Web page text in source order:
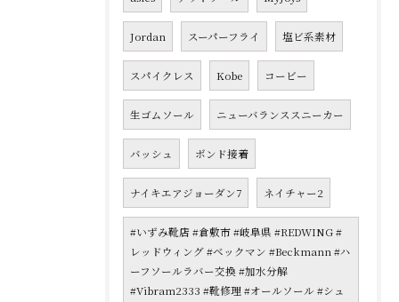
Jordan スーパーフライ 塩ビ系素材
スパイクレス Kobe コービー
生ゴムソール ニューバランススニーカー
バッシュ ボンド接着
ナイキエアジョーダン7 ネイチャー2
#いずみ靴店 #倉敷市 #岐阜県 #REDWING #
レッドウィング #ベックマン #Beckmann #ハ
ーフソールラバー交換 #加水分解
#Vibram2333 #靴修理 #オールソール #シュ